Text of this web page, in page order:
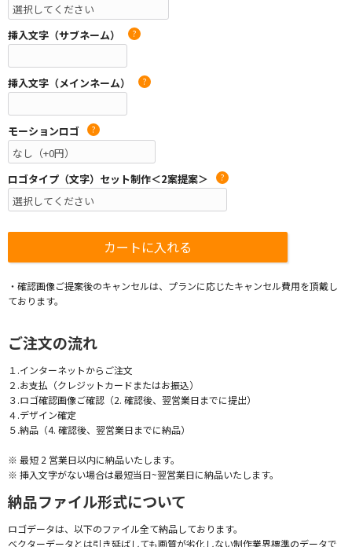
挿入文字（サブネーム） ?
挿入文字（メインネーム） ?
モーションロゴ ?
ロゴタイプ（文字）セット制作＜2案提案＞ ?
・確認画像ご提案後のキャンセルは、プランに応じたキャンセル費用を頂戴し
ております。
ご注文の流れ
１.インターネットからご注文
２.お支払（クレジットカードまたはお振込）
３.ロゴ確認画像ご確認（2. 確認後、翌営業日までに提出）
４.デザイン確定
５.納品（4. 確認後、翌営業日までに納品）
※ 最短 2 営業日以内に納品いたします。
※ 挿入文字がない場合は最短当日~翌営業日に納品いたします。
納品ファイル形式について
ロゴデータは、以下のファイル全て納品しております。
ベクターデータとは引き延ばしても画質が劣化しない制作業界標準のデータで